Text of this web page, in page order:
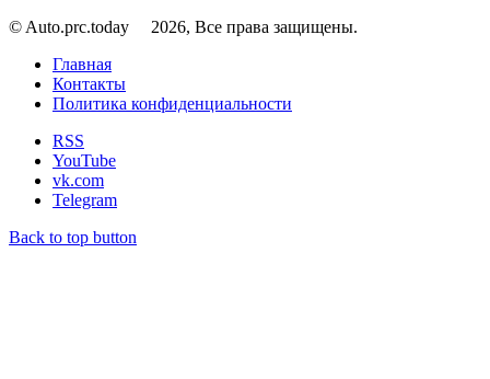
© Auto.prc.today
2026, Все права защищены.
Главная
Контакты
Политика конфиденциальности
RSS
YouTube
vk.com
Telegram
Back to top button